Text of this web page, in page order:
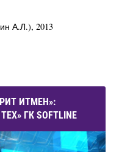
А.Л.), 2013
ИТМЕН»:
ГК SOFTLINE